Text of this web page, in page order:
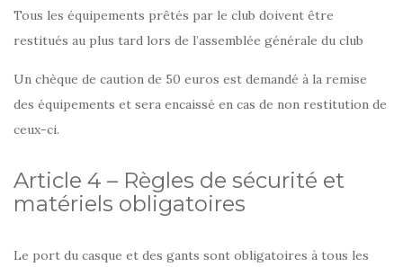
Tous les équipements prêtés par le club doivent être
restitués au plus tard lors de l’assemblée générale du club
Un chèque de caution de 50 euros est demandé à la remise
des équipements et sera encaissé en cas de non restitution de
ceux-ci.
Article 4 – Règles de sécurité et
matériels obligatoires
Le port du casque et des gants sont obligatoires à tous les